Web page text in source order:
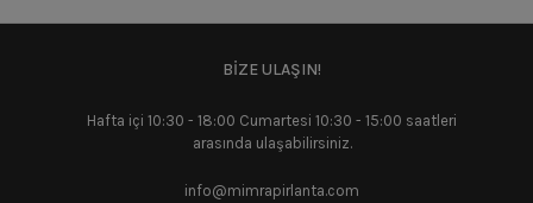
BİZE ULAŞIN!
Hafta içi 10:30 - 18:00 Cumartesi 10:30 - 15:00 saatleri
arasında ulaşabilirsiniz.
info@mimrapirlanta.com